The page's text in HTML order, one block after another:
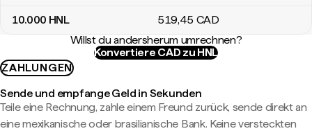
10.000 HNL 519,45 CAD
Willst du andersherum umrechnen?
Konvertiere CAD zu HNL
ZAHLUNGEN
Sende und empfange Geld in Sekunden
Teile eine Rechnung, zahle einem Freund zurück, sende direkt an
eine mexikanische oder brasilianische Bank. Keine versteckten